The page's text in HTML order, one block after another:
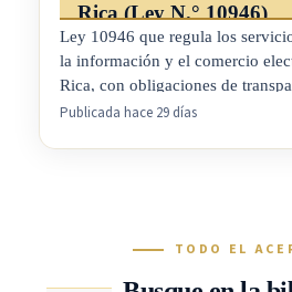
Rica (Ley N.° 10946)
Ley 10946 que regula los
la información y el comercio
Rica, con obligaciones de
debida para las plataformas en
Publicada hace 29 días
TODO EL